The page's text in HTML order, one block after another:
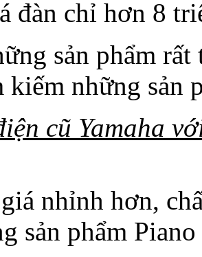
đàn chỉ hơn 8
sản phẩm
kiếm những sản
cũ Yamaha
nhỉnh hơn,
sản phẩm